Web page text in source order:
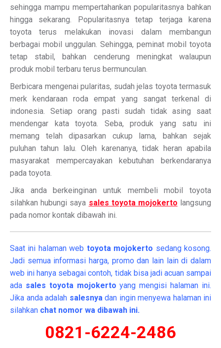
sehingga mampu mempertahankan popularitasnya bahkan
hingga sekarang. Popularitasnya tetap terjaga karena
toyota terus melakukan inovasi dalam membangun
berbagai mobil unggulan. Sehingga, peminat mobil toyota
tetap stabil, bahkan cenderung meningkat walaupun
produk mobil terbaru terus bermunculan.
Berbicara mengenai pularitas, sudah jelas toyota termasuk
merk kendaraan roda empat yang sangat terkenal di
indonesia. Setiap orang pasti sudah tidak asing saat
mendengar kata toyota. Seba, produk yang satu ini
memang telah dipasarkan cukup lama, bahkan sejak
puluhan tahun lalu. Oleh karenanya, tidak heran apabila
masyarakat mempercayakan kebutuhan berkendaranya
pada toyota.
Jika anda berkeinginan untuk membeli mobil toyota
silahkan hubungi saya sales toyota mojokerto langsung
pada nomor kontak dibawah ini.
Saat ini halaman web toyota mojokerto sedang kosong.
Jadi semua informasi harga, promo dan lain lain di dalam
web ini hanya sebagai contoh, tidak bisa jadi acuan sampai
ada sales toyota mojokertoyang mengisi halaman ini.
Jika anda adalah salesnyadan ingin menyewa halaman ini
silahkan chat nomor wa dibawah ini.
0821-6224-2486